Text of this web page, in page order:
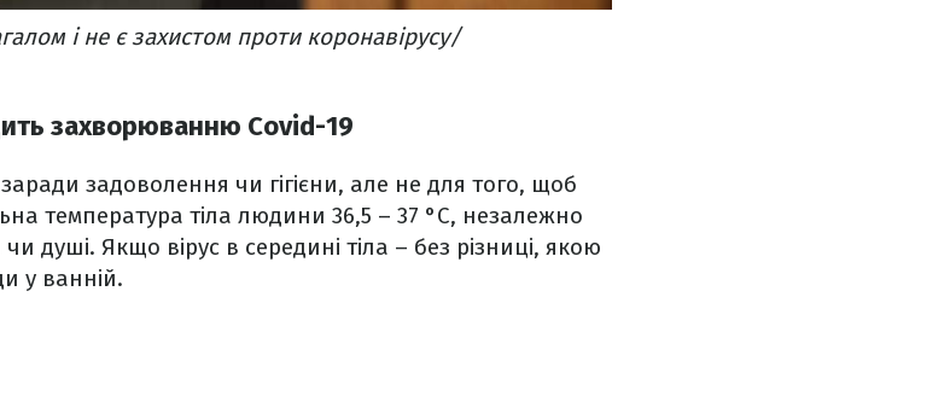
і не є захистом проти коронавірусу/
захворюванню Covid-19
задоволення чи гігієни, але не для того, щоб
температура тіла людини 36,5 – 37 °C, незалежно
душі. Якщо вірус в середині тіла – без різниці, якою
у ванній.